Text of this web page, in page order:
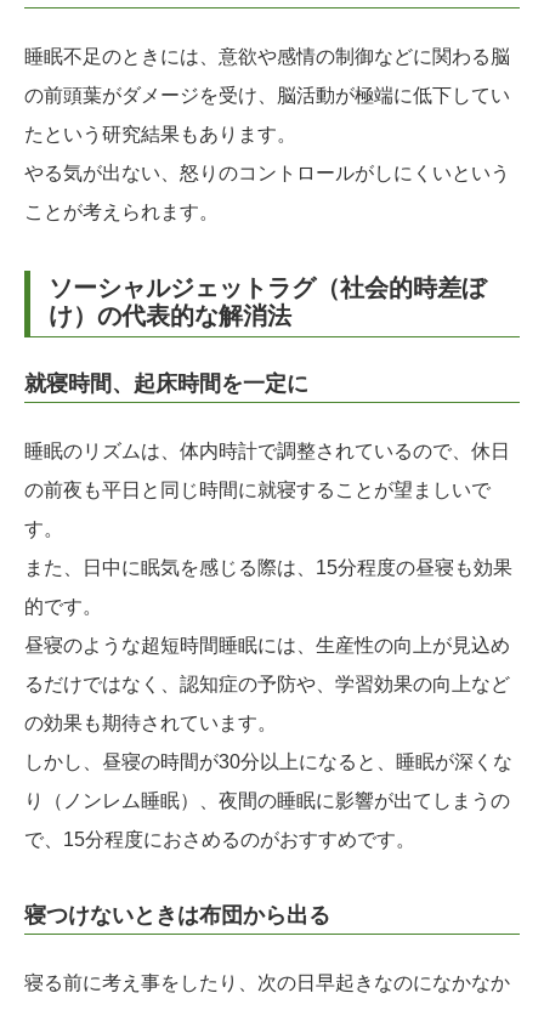
睡眠不足のときには、意欲や感情の制御などに関わる脳
の前頭葉がダメージを受け、脳活動が極端に低下してい
たという研究結果もあります。
やる気が出ない、怒りのコントロールがしにくいという
ことが考えられます。
ソーシャルジェットラグ（社会的時差ぼ
け）の代表的な解消法
就寝時間、起床時間を一定に
睡眠のリズムは、体内時計で調整されているので、休日
の前夜も平日と同じ時間に就寝することが望ましいで
す。
また、日中に眠気を感じる際は、15分程度の昼寝も効果
的です。
昼寝のような超短時間睡眠には、生産性の向上が見込め
るだけではなく、認知症の予防や、学習効果の向上など
の効果も期待されています。
しかし、昼寝の時間が30分以上になると、睡眠が深くな
り（ノンレム睡眠）、夜間の睡眠に影響が出てしまうの
で、15分程度におさめるのがおすすめです。
寝つけないときは布団から出る
寝る前に考え事をしたり、次の日早起きなのになかなか